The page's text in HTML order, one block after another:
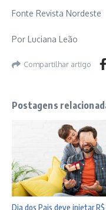
Fonte Revista Nordeste
Por Luciana Leão
Compartilhar artigo
Postagens
Dia dos Pais deve injetar